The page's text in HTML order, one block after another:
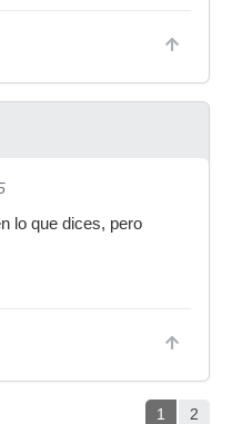
lo que dices, pero
1 2